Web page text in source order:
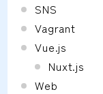
SNS
Vagrant
Vue.js
Nuxt.js
Web